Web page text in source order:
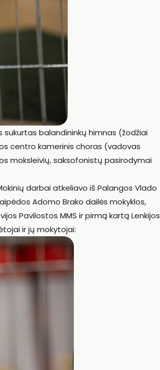
balandininkų himnas (žodžiai
centro kamerinis choras (vadovas
moksleivių, saksofonistų pasirodymai
darbai atkeliavo iš Palangos Vlado
Adomo Brako dailės mokyklos,
Pavilostos MMS ir pirmą kartą Lenkijos
ir jų mokytojai: